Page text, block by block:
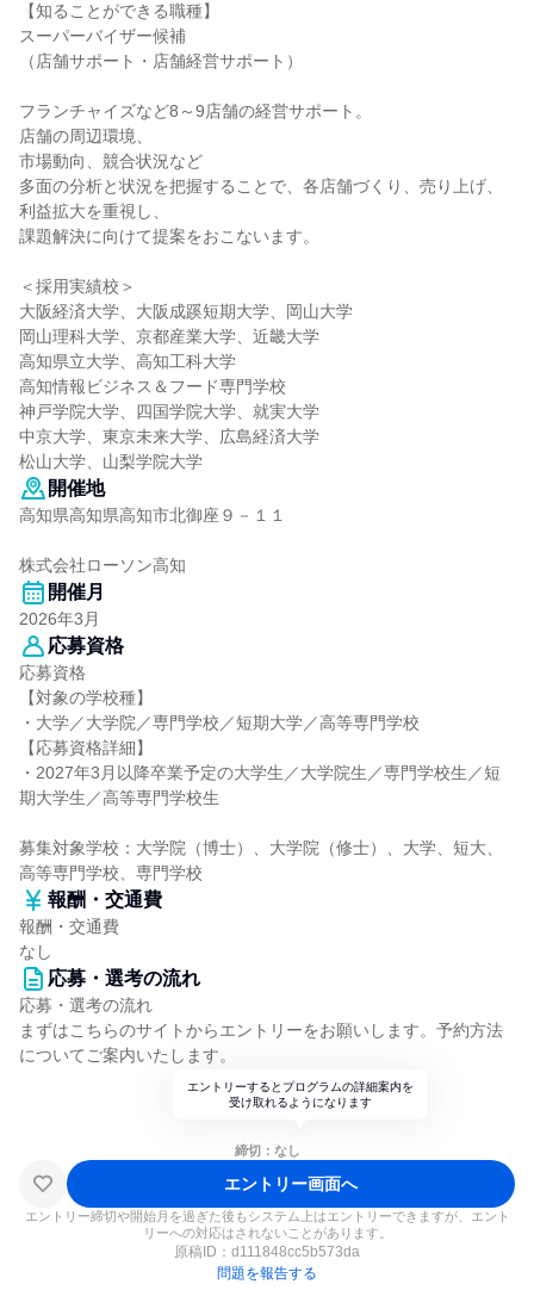
【知ることができる職種】
スーパーバイザー候補
（店舗サポート・店舗経営サポート）
フランチャイズなど8～9店舗の経営サポート。
店舗の周辺環境、
市場動向、競合状況など
多面の分析と状況を把握することで、各店舗づくり、売り上げ、
利益拡大を重視し、
課題解決に向けて提案をおこないます。
＜採用実績校＞
大阪経済大学、大阪成蹊短期大学、岡山大学
岡山理科大学、京都産業大学、近畿大学
高知県立大学、高知工科大学
高知情報ビジネス＆フード専門学校
神戸学院大学、四国学院大学、就実大学
中京大学、東京未来大学、広島経済大学
松山大学、山梨学院大学
開催地
高知県高知県高知市北御座９－１１
株式会社ローソン高知
開催月
2026年3月
応募資格
応募資格
【対象の学校種】
・大学／大学院／専門学校／短期大学／高等専門学校
【応募資格詳細】
・2027年3月以降卒業予定の大学生／大学院生／専門学校生／短
期大学生／高等専門学校生
募集対象学校：大学院（博士）、大学院（修士）、大学、短大、
高等専門学校、専門学校
報酬・交通費
報酬・交通費
なし
応募・選考の流れ
応募・選考の流れ
まずはこちらのサイトからエントリーをお願いします。予約方法
についてご案内いたします。
エントリーするとプログラムの詳細案内を
受け取れるようになります
締切：なし
エントリー画面へ
エントリー締切や開始月を過ぎた後もシステム上はエントリーできますが、エント
リーへの対応はされないことがあります。
原稿ID： d111848cc5b573da
問題を報告する